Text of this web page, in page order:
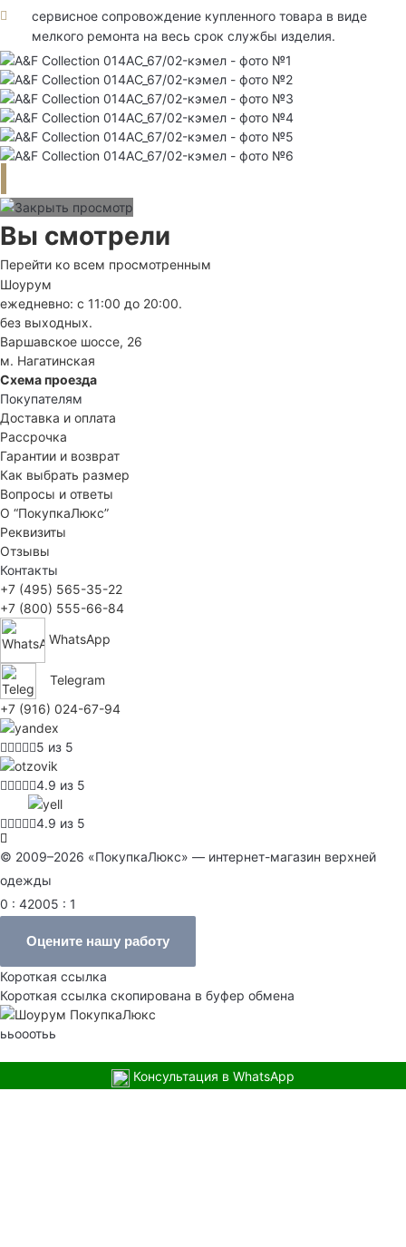
сервисное сопровождение купленного товара в виде
мелкого ремонта на весь срок службы изделия.
Вы смотрели
Перейти ко всем просмотренным
Шоурум
ежедневно: с 11:00 до 20:00.
без выходных.
Варшавское шоссе, 26
м. Нагатинская
Схема проезда
Покупателям
Доставка и оплата
Рассрочка
Гарантии и возврат
Как выбрать размер
Вопросы и ответы
О “ПокупкаЛюкс”
Реквизиты
Отзывы
Контакты
+7 (495) 565-35-22
+7 (800) 555-66-84
WhatsApp
Telegram
+7 (916) 024-67-94
5 из 5
4.9 из 5
4.9 из 5
© 2009–2026 «ПокупкаЛюкс» — интернет-магазин верхней
одежды
0 : 42005 : 1
Оцените нашу работу
Короткая ссылка
Короткая ссылка скопирована в буфер обмена
ььооотьь
Консультация в WhatsApp